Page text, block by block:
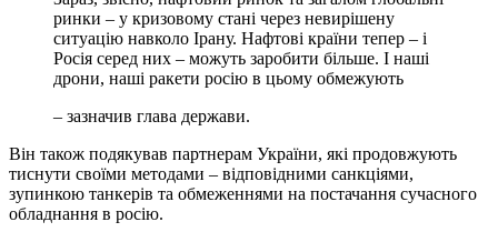
ринки – у кризовому стані через невирішену
ситуацію навколо Ірану. Нафтові країни тепер – і
Росія серед них – можуть заробити більше. І наші
дрони, наші ракети росію в цьому обмежують
– зазначив глава держави.
Він також подякував партнерам України, які продовжують
тиснути своїми методами – відповідними санкціями,
зупинкою танкерів та обмеженнями на постачання сучасного
обладнання в росію.